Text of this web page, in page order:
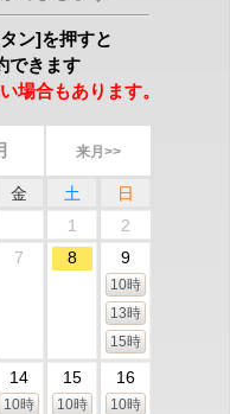
ン]を押すと
できます
場合もあります。
来月>>
金 土
日
1
2
7 8 9
10時
13時
15時
14
10時
15
10時
16
10時